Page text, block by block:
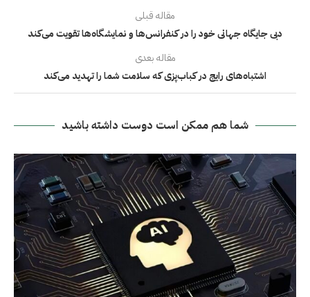
مقاله قبلی
دبی جایگاه جهانی خود را در کنفرانس‌ها و نمایشگاه‌ها تقویت می‌کند
مقاله بعدی
اشتباه‌های رایج در کباب‌پزی که سلامت شما را تهدید می‌کند
شما هم ممکن است دوست داشته باشید